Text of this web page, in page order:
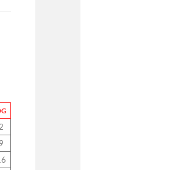
2
9